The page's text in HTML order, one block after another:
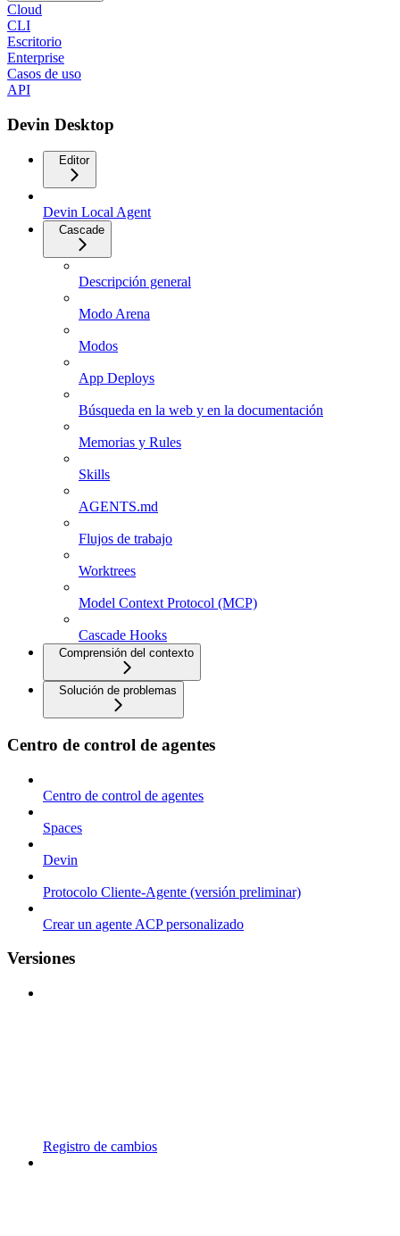
Cloud
CLI
Escritorio
Enterprise
Casos de uso
API
Devin Desktop
Editor
Devin Local Agent
Cascade
Descripción general
Modo Arena
Modos
App Deploys
Búsqueda en la web y en la documentación
Memorias y Rules
Skills
AGENTS.md
Flujos de trabajo
Worktrees
Model Context Protocol (MCP)
Cascade Hooks
Comprensión del contexto
Solución de problemas
Centro de control de agentes
Centro de control de agentes
Spaces
Devin
Protocolo Cliente-Agente (versión preliminar)
Crear un agente ACP personalizado
Versiones
Registro de cambios